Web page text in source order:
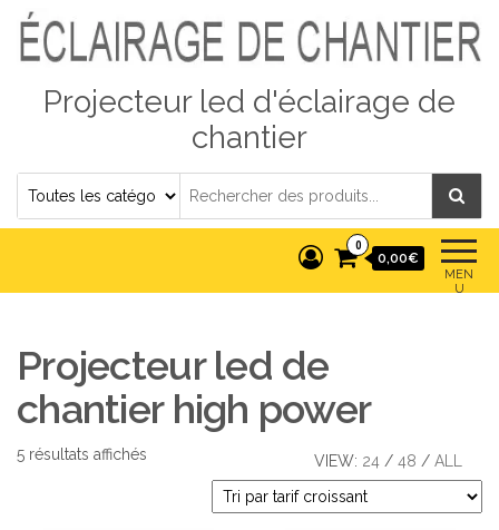
Projecteur led d'éclairage de
chantier
MEN
U
0
0,00€
Projecteur led de
chantier high power
VIEW: 24 / 48 / ALL
5 résultats affichés